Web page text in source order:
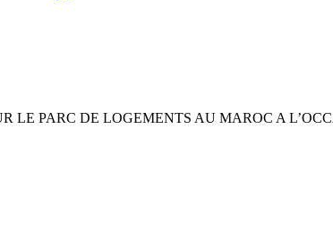
LE PARC DE LOGEMENTS AU MAROC A